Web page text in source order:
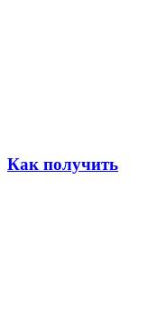
Как получить